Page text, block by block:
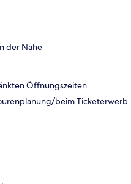
der Nähe
Öffnungszeiten
beim Ticketerwerb